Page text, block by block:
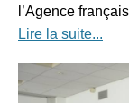
l’Agence
Lire la suite...